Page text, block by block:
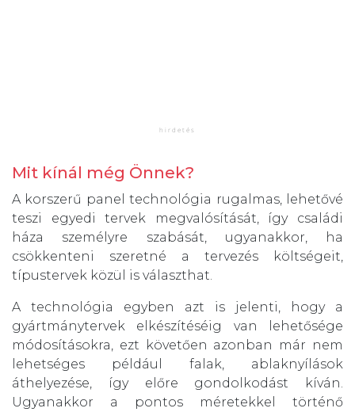
Mit kínál még Önnek?
A korszerű panel technológia rugalmas, lehetővé
teszi egyedi tervek megvalósítását, így családi
háza személyre szabását, ugyanakkor, ha
csökkenteni szeretné a tervezés költségeit,
típustervek közül is választhat.
A technológia egyben azt is jelenti, hogy a
gyártmánytervek elkészítéséig van lehetősége
módosításokra, ezt követően azonban már nem
lehetséges például falak, ablaknyílások
áthelyezése, így előre gondolkodást kíván.
Ugyanakkor a pontos méretekkel történő